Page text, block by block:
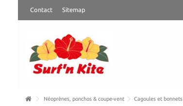
Contact Sitemap
Néoprènes, ponchos & coupe-vent Cagoules et bonnets